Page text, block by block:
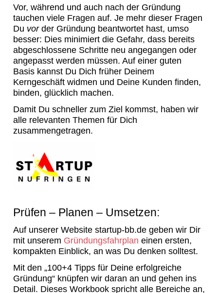
Vor, während und auch nach der Gründung
tauchen viele Fragen auf. Je mehr dieser Fragen
Du vorder Gründung beantwortet hast, umso
besser: Dies minimiert die Gefahr, dass bereits
abgeschlossene Schritte neu angegangen oder
angepasst werden müssen. Auf einer guten
Basis kannst Du Dich früher Deinem
Kerngeschäft widmen und Deine Kunden finden,
binden, glücklich machen.
Damit Du schneller zum Ziel kommst, haben wir
alle relevanten Themen für Dich
zusammengetragen.
Prüfen – Planen – Umsetzen:
Auf unserer Website startup-bb.de geben wir Dir
mit unserem Gründungsfahrplan einen ersten,
kompakten Einblick, an was Du denken solltest.
Mit den „100+4 Tipps für Deine erfolgreiche
Gründung“ knüpfen wir daran an und gehen ins
Detail. Dieses Workbook spricht alle Bereiche an,